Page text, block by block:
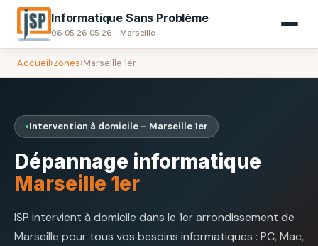
Informatique Sans Problème
06 05 26 05 26 – Marseille
Accueil›Zones›Marseille 1er
Intervention à domicile – Marseille 1er
Dépannage informatique
Marseille 1er
ISP intervient à domicile dans le 1er arrondissement de
Marseille pour tous vos besoins informatiques : PC, Mac,